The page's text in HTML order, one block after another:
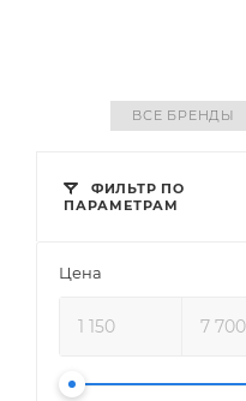
ВСЕ БРЕНДЫ
ФИЛЬТР ПО
ПАРАМЕТРАМ
Цена